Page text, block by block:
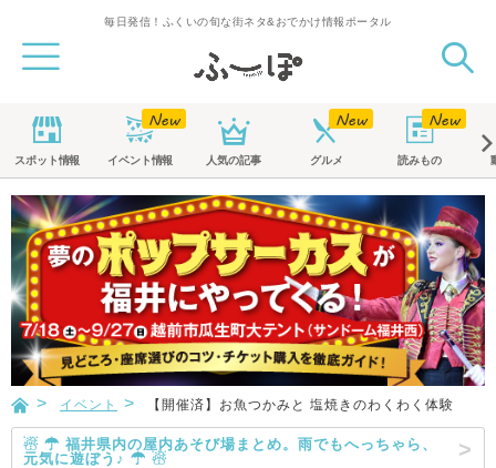
毎日発信！ふくいの旬な街ネタ&おでかけ情報ポータル
スポット情報 イベント情報 人気の記事 グルメ 読みもの
イベント 【開催済】お魚つかみと 塩焼きのわくわく体験
☃ ☂ 福井県内の屋内あそび場まとめ。雨でもへっちゃら、
元気に遊ぼう♪ ☂ ☃